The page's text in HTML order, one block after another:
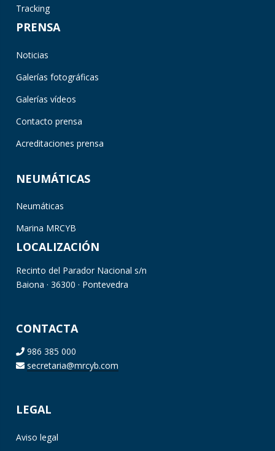
Tracking
PRENSA
Noticias
Galerías fotográficas
Galerías vídeos
Contacto prensa
Acreditaciones prensa
NEUMÁTICAS
Neumáticas
Marina MRCYB
LOCALIZACIÓN
Recinto del Parador Nacional s/n
Baiona · 36300 · Pontevedra
CONTACTA
986 385 000
secretaria@mrcyb.com
LEGAL
Aviso legal